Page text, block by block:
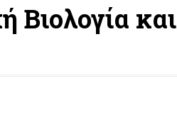
Βιολογία και